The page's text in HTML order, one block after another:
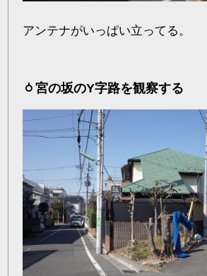
アンテナがいっぱい立ってる。
宮の坂のY字路を観察する